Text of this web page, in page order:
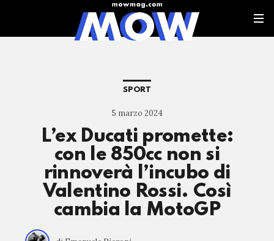
SPORT
5 marzo 2024
L’ex Ducati promette:
con le 850cc non si
rinnoverà l’incubo di
Valentino Rossi. Così
cambia la MotoGP